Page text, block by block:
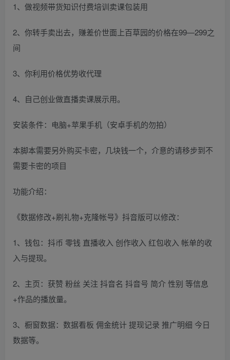
1、做视频带货知识付费培训卖课包装用
2、你转手卖出去，赚差价世面上百草园的价格在99—299之
间
3、你利用价格优势收代理
4、自己创业做直播卖课展示用。
安装条件：电脑+苹果手机（安卓手机的勿拍）
本脚本需要另外购买卡密，几块钱一个，介意的请移步到不
需要卡密的项目
功能介绍：
《数据修改+刷礼物+克隆帐号》抖音版可以修改：
1、钱包：抖币 零钱 直播收入 创作收入 红包收入 帐单的收
入与提现。
2、主页：获赞 粉丝 关注 抖音名 抖音号 简介 性别 等信息
+作品的播放量。
3、橱窗数据：数据看板 佣金统计 提现记录 推广明细 今日
数据等。